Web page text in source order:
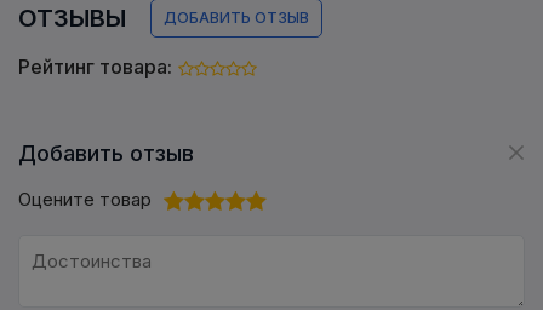
ОТЗЫВЫ ДОБАВИТЬ ОТЗЫВ
Рейтинг товара:
Добавить отзыв
Оцените товар